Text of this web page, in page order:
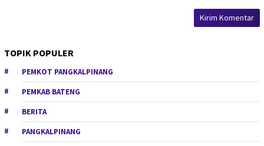
TOPIK POPULER
PEMKOT PANGKALPINANG
PEMKAB BATENG
BERITA
PANGKALPINANG